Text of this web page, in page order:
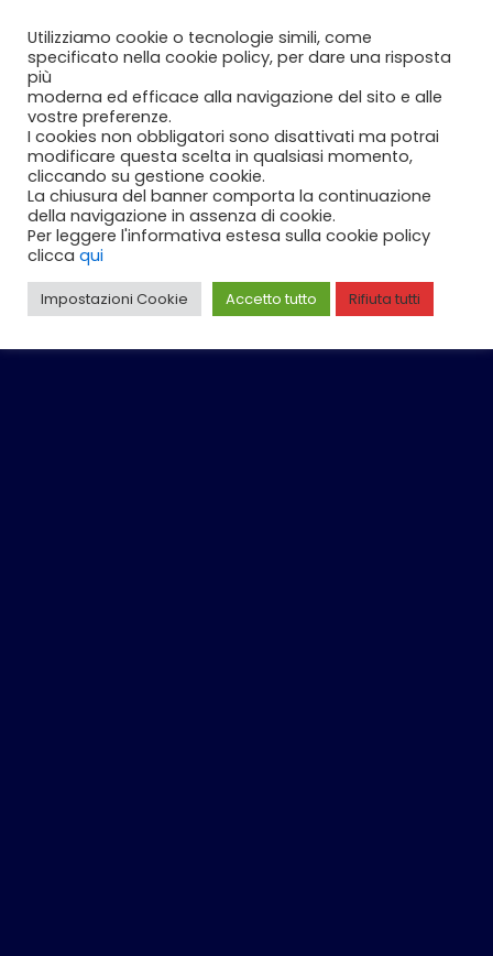
contenuto
Utilizziamo cookie o tecnologie simili, come
specificato nella cookie policy, per dare una risposta
più
moderna ed efficace alla navigazione del sito e alle
vostre preferenze.
I cookies non obbligatori sono disattivati ma potrai
modificare questa scelta in qualsiasi momento,
cliccando su gestione cookie.
La chiusura del banner comporta la continuazione
della navigazione in assenza di cookie.
Per leggere l'informativa estesa sulla cookie policy
clicca qui
Impostazioni Cookie Accetto tutto Rifiuta tutti